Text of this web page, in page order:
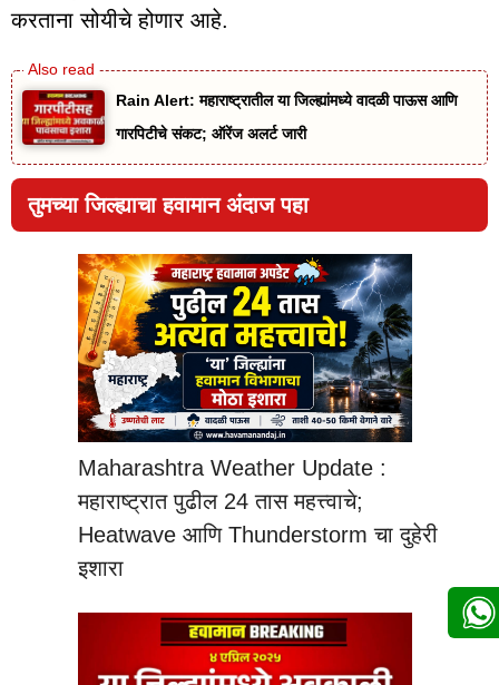
करताना सोयीचे होणार आहे.
Rain Alert: महाराष्ट्रातील या जिल्ह्यांमध्ये वादळी पाऊस आणि
गारपिटीचे संकट; ऑरेंज अलर्ट जारी
तुमच्या जिल्ह्याचा हवामान अंदाज पहा
Maharashtra Weather Update :
महाराष्ट्रात पुढील 24 तास महत्त्वाचे;
Heatwave आणि Thunderstorm चा दुहेरी
इशारा